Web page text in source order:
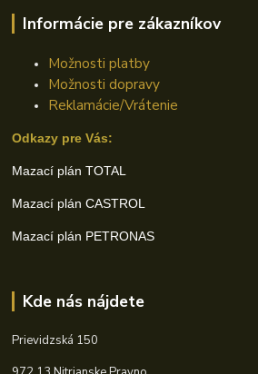
Informácie pre zákazníkov
Možnosti platby
Možnosti dopravy
Reklamácie/Vrátenie
Odkazy pre Vás:
Mazací plán TOTAL
Mazací plán CASTROL
Mazací plán PETRONAS
Kde nás nájdete
Prievidzská 150